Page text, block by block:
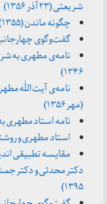
شریعتی (۲۳ آذر ۱۳۵۶)
چگونه ماندن (۱۳۵۵)
گفت‌وگوی چهارجانبه
۱۳۴۶)
نامه‌ی آیت الله
(مهر ۱۳۵۶)
نامه استاد مطهری به
استاد مطهری و
مقایسه تطبیقی
۱۳۹۵)